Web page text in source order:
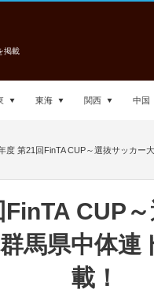
掲載
東海 関西 中国
度 第21回FinTA CUP～選抜サッカー
CUP
馬県中体
載！